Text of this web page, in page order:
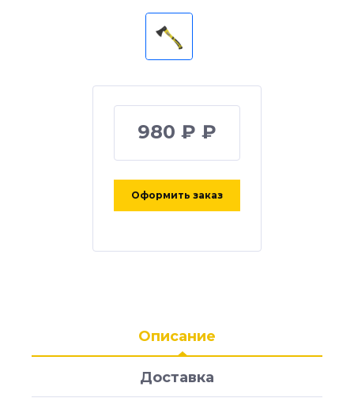
980 ₽ ₽
Оформить заказ
Описание
Доставка